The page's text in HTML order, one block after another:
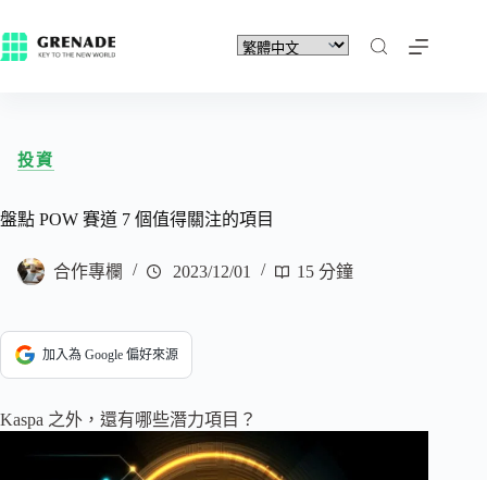
投資
盤點 POW 賽道 7 個值得關注的項目
合作專欄 2023/12/01 15 分鐘
加入為 Google 偏好來源
Kaspa 之外，還有哪些潛力項目？